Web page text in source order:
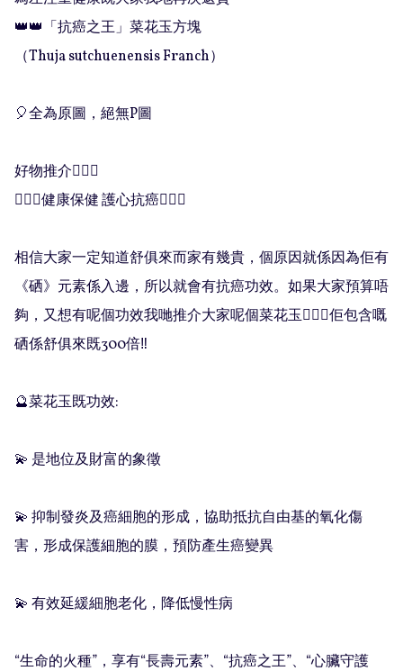
👑👑「抗癌之王」菜花玉方塊
（Thuja sutchuenensis Franch）
🎈全為原圖，絕無P圖
好物推介💁🏻‍♀️
🧚🏻‍♀️健康保健 護心抗癌🧚🏻‍♀️
相信大家一定知道舒俱來而家有幾貴，個原因就係因為佢有
《硒》元素係入邊，所以就會有抗癌功效。如果大家預算唔
夠，又想有呢個功效我哋推介大家呢個菜花玉💁🏻‍♀️佢包含嘅
硒係舒俱來既300倍‼️
🔮菜花玉既功效:
💫 是地位及財富的象徵
💫 抑制發炎及癌細胞的形成，協助抵抗自由基的氧化傷
害，形成保護細胞的膜，預防產生癌變異
💫 有效延緩細胞老化，降低慢性病
“生命的火種”，享有“長壽元素”、“抗癌之王”、“心臟守護